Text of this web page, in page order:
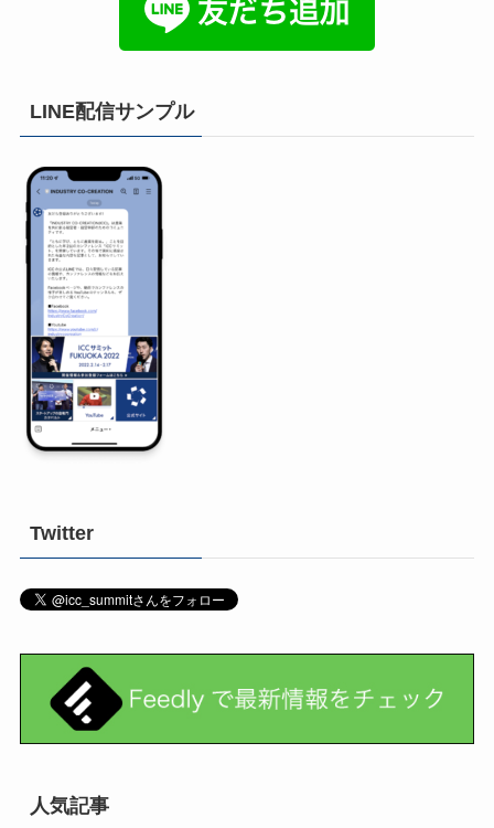
LINE配信サンプル
Twitter
人気記事